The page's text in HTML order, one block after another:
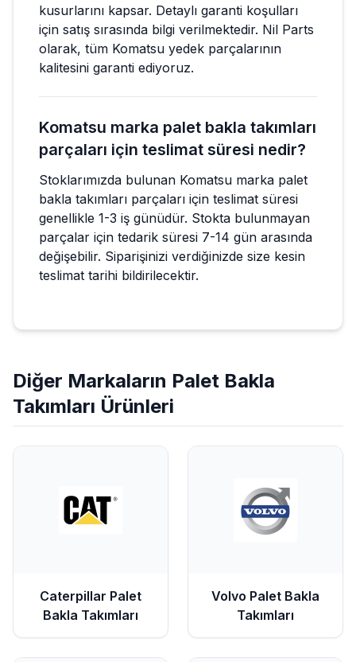
kusurlarını kapsar. Detaylı garanti koşulları
için satış sırasında bilgi verilmektedir. Nil Parts
olarak, tüm Komatsu yedek parçalarının
kalitesini garanti ediyoruz.
Komatsu marka palet bakla takımları
parçaları için teslimat süresi nedir?
Stoklarımızda bulunan Komatsu marka palet
bakla takımları parçaları için teslimat süresi
genellikle 1-3 iş günüdür. Stokta bulunmayan
parçalar için tedarik süresi 7-14 gün arasında
değişebilir. Siparişinizi verdiğinizde size kesin
teslimat tarihi bildirilecektir.
Diğer Markaların Palet Bakla
Takımları Ürünleri
Caterpillar Palet
Bakla Takımları
Volvo Palet Bakla
Takımları